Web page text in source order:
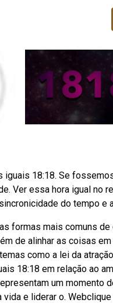
iguais 18:18. Se
Ver essa hora igual no
do tempo e
formas mais comuns
de alinhar as coisas
como a lei da
18:18 em relação ao
um momento
vida e liderar o.